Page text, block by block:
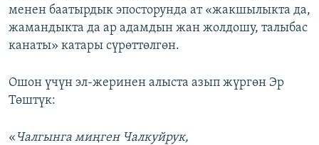
менен баатырдык эпосторунда ат «жакшылыкта да,
жамандыкта да ар адамдын жан жолдошу, талыбас
канаты» катары сүрөттөлгөн.
Ошон үчүн эл-жеринен алыста азып жүргөн Эр
Төштүк:
« Чалгынга миңген Чалкуйрук,